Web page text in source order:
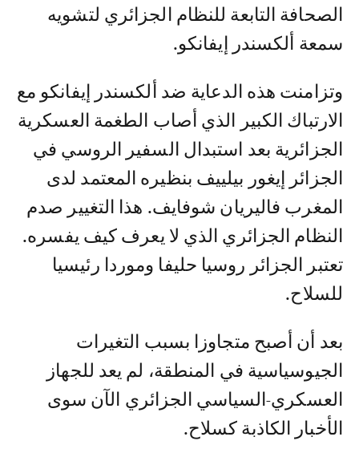
الصحافة التابعة للنظام الجزائري لتشويه
سمعة ألكسندر إيفانكو.
وتزامنت هذه الدعاية ضد ألكسندر إيفانكو مع
الارتباك الكبير الذي أصاب الطغمة العسكرية
الجزائرية بعد استبدال السفير الروسي في
الجزائر إيغور بيلييف بنظيره المعتمد لدى
المغرب فاليريان شوفايف. هذا التغيير صدم
النظام الجزائري الذي لا يعرف كيف يفسره.
تعتبر الجزائر روسيا حليفا وموردا رئيسيا
للسلاح.
بعد أن أصبح متجاوزا بسبب التغيرات
الجيوسياسية في المنطقة، لم يعد للجهاز
العسكري-السياسي الجزائري الآن سوى
الأخبار الكاذبة كسلاح.